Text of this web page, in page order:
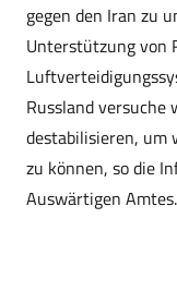
gegen den Iran zu
Unterstützung von
Russland versuche
destabilisieren, um
zu können, so die
Auswärtigen Amtes.